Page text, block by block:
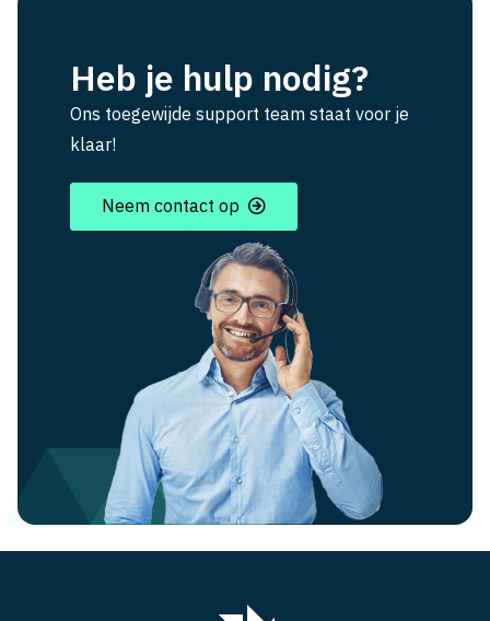
Heb je hulp nodig?
Ons toegewijde support team staat voor je
klaar!
Neem contact op